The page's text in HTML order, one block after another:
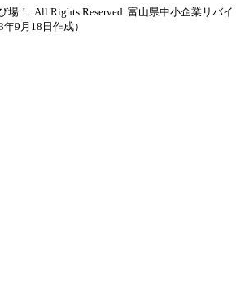
場！. All Rights Reserved. 富山県中小企業リバイ
9月18日作成）